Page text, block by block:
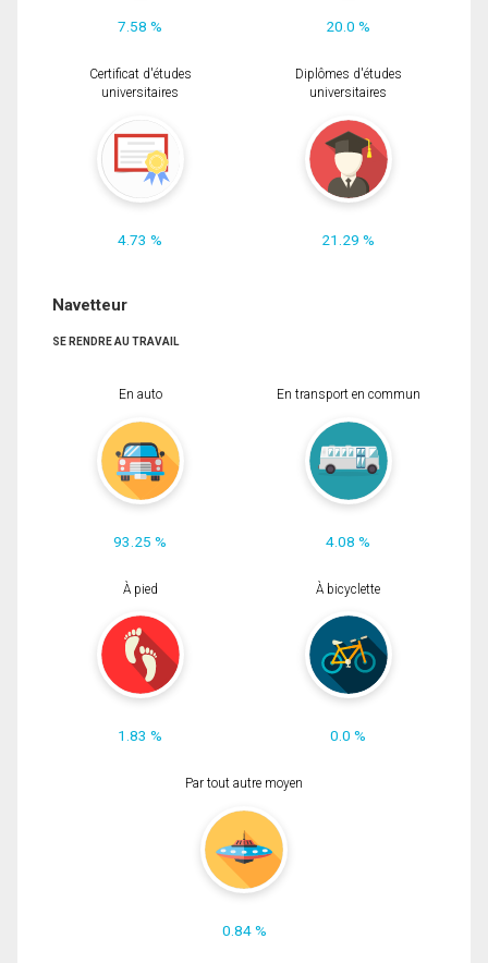
7.58 % 20.0 %
Certificat d'études
universitaires
4.73 %
Diplômes d'études
universitaires
21.29 %
Navetteur
SE RENDRE AU TRAVAIL
En auto
93.25 %
En transport en commun
4.08 %
À pied
1.83 %
À bicyclette
0.0 %
Par tout autre moyen
0.84 %